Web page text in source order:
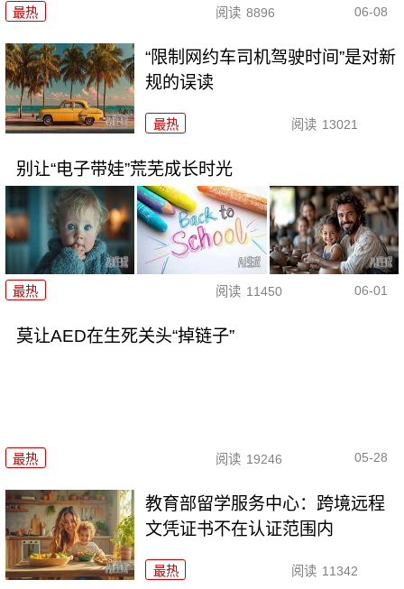
最热 阅读 8896 06-08
“限制网约车司机驾驶时间”是对新
规的误读
最热 阅读 13021
别让“电子带娃”荒芜成长时光
最热 阅读 11450 06-01
莫让AED在生死关头“掉链子”
最热 阅读 19246 05-28
教育部留学服务中心：跨境远程
文凭证书不在认证范围内
最热 阅读 11342